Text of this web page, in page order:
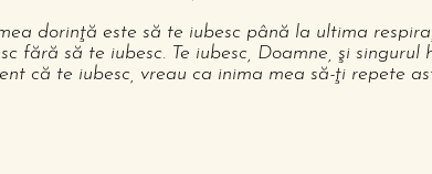
dorinţă este să te iubesc până la ultima
fără să te iubesc. Te iubesc, Doamne, şi
că te iubesc, vreau ca inima mea să-ţi repete